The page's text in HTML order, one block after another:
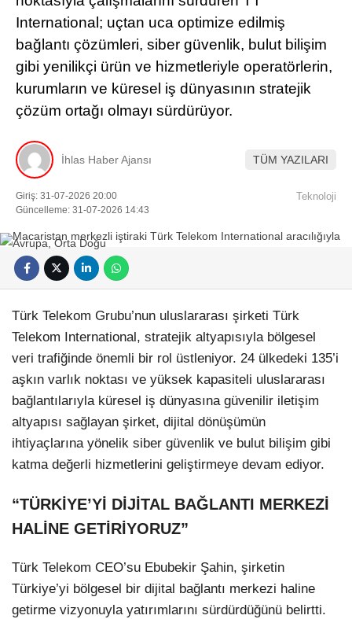
International; uçtan uca optimize edilmiş
bağlantı çözümleri, siber güvenlik, bulut bilişim
gibi yenilikçi ürün ve hizmetleriyle operatörlerin,
kurumların ve küresel iş dünyasının stratejik
çözüm ortağı olmayı sürdürüyor.
İhlas Haber Ajansı TÜM YAZILARI
Giriş: 31-07-2026 20:00
Güncelleme: 31-07-2026 14:43
Teknoloji
Türk Telekom Grubu’nun uluslararası şirketi Türk
Telekom International, stratejik altyapısıyla bölgesel
veri trafiğinde önemli bir rol üstleniyor. 24 ülkedeki 135’i
aşkın varlık noktası ve yüksek kapasiteli uluslararası
bağlantılarıyla küresel iş dünyasına güvenilir iletişim
altyapısı sağlayan şirket, dijital dönüşümün
ihtiyaçlarına yönelik siber güvenlik ve bulut bilişim gibi
katma değerli hizmetlerini geliştirmeye devam ediyor.
“TÜRKİYE’Yİ DİJİTAL BAĞLANTI MERKEZİ
HALİNE GETİRİYORUZ”
Türk Telekom CEO’su Ebubekir Şahin, şirketin
Türkiye’yi bölgesel bir dijital bağlantı merkezi haline
getirme vizyonuyla yatırımlarını sürdürdüğünü belirtti.